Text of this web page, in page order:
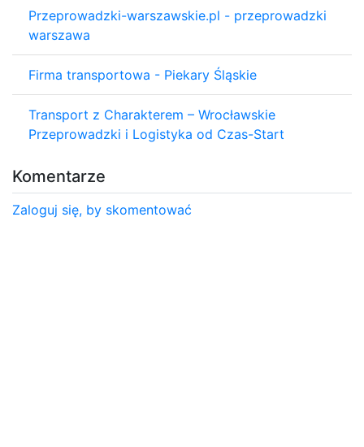
Przeprowadzki-warszawskie.pl - przeprowadzki
warszawa
Firma transportowa - Piekary Śląskie
Transport z Charakterem – Wrocławskie
Przeprowadzki i Logistyka od Czas-Start
Komentarze
Zaloguj się, by skomentować